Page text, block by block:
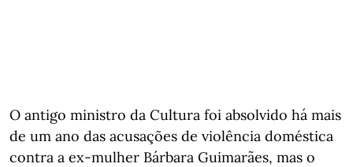
O antigo ministro da Cultura foi absolvido há mais
de um ano das acusações de violência doméstica
contra a ex-mulher Bárbara Guimarães, mas o